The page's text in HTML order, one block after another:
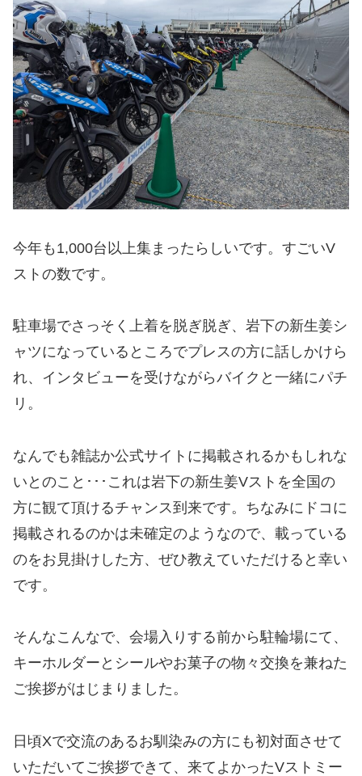
今年も1,000台以上集まったらしいです。すごいV
ストの数です。
駐車場でさっそく上着を脱ぎ脱ぎ、岩下の新生姜シ
ャツになっているところでプレスの方に話しかけら
れ、インタビューを受けながらバイクと一緒にパチ
リ。
なんでも雑誌か公式サイトに掲載されるかもしれな
いとのこと･･･これは岩下の新生姜Vストを全国の
方に観て頂けるチャンス到来です。ちなみにドコに
掲載されるのかは未確定のようなので、載っている
のをお見掛けした方、ぜひ教えていただけると幸い
です。
そんなこんなで、会場入りする前から駐輪場にて、
キーホルダーとシールやお菓子の物々交換を兼ねた
ご挨拶がはじまりました。
日頃Xで交流のあるお馴染みの方にも初対面させて
いただいてご挨拶できて、来てよかったVストミー